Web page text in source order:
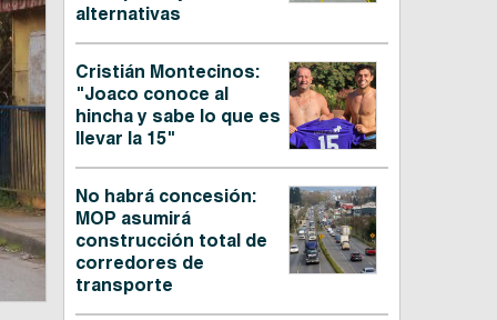
alternativas
Cristián Montecinos:
"Joaco conoce al
hincha y sabe lo que es
llevar la 15"
No habrá concesión:
MOP asumirá
construcción total de
corredores de
transporte